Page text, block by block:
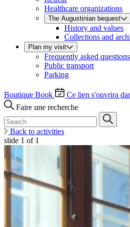
Healthcare organizations
The Augustinian bequest
History and values
Collections and
Plan my visit
Frequently asked questions
Public transport
Parking
Boutique Book
Ce lien s'ouvrira
Faire une recherche
Back to activities
slide 1 of 1